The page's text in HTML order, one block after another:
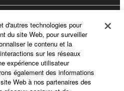
d'autres technologies pour
du site Web, pour surveiller
le contenu et la
sur les réseaux
expérience utilisateur
également des informations
Web à nos partenaires des